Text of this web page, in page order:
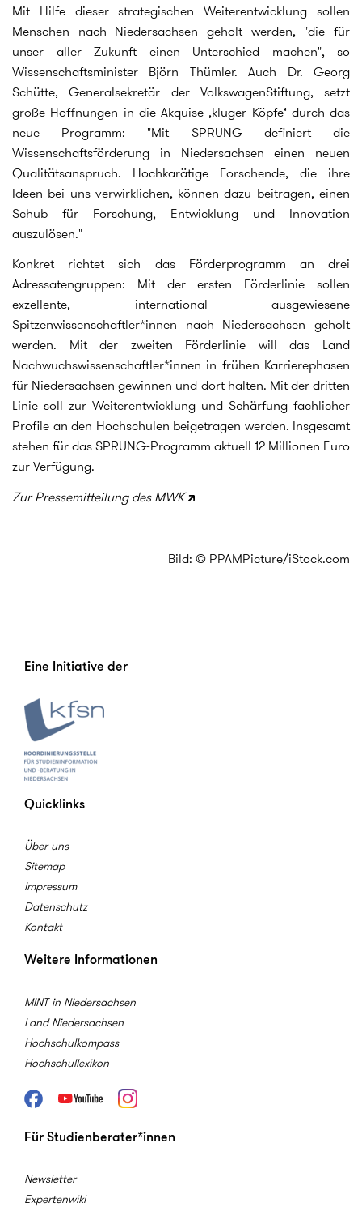
Mit Hilfe dieser strategischen Weiterentwicklung sollen
Menschen nach Niedersachsen geholt werden, "die für
unser aller Zukunft einen Unterschied machen", so
Wissenschaftsminister Björn Thümler. Auch Dr. Georg
Schütte, Generalsekretär der VolkswagenStiftung, setzt
große Hoffnungen in die Akquise ‚kluger Köpfe‘ durch das
neue Programm: "Mit SPRUNG definiert die
Wissenschaftsförderung in Niedersachsen einen neuen
Qualitätsanspruch. Hochkarätige Forschende, die ihre
Ideen bei uns verwirklichen, können dazu beitragen, einen
Schub für Forschung, Entwicklung und Innovation
auszulösen."
Konkret richtet sich das Förderprogramm an drei
Adressatengruppen: Mit der ersten Förderlinie sollen
exzellente, international ausgewiesene
Spitzenwissenschaftler*innen nach Niedersachsen geholt
werden. Mit der zweiten Förderlinie will das Land
Nachwuchswissenschaftler*innen in frühen Karrierephasen
für Niedersachsen gewinnen und dort halten. Mit der dritten
Linie soll zur Weiterentwicklung und Schärfung fachlicher
Profile an den Hochschulen beigetragen werden. Insgesamt
stehen für das SPRUNG-Programm aktuell 12 Millionen Euro
zur Verfügung.
Zur Pressemitteilung des MWK
Bild: © PPAMPicture/iStock.com
Eine Initiative der
Quicklinks
Über uns
Sitemap
Impressum
Datenschutz
Kontakt
Weitere Informationen
MINT in Niedersachsen
Land Niedersachsen
Hochschulkompass
Hochschullexikon
FacebookYoutube Instagram
Für Studienberater*innen
Newsletter
Expertenwiki